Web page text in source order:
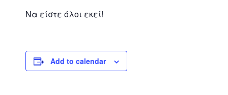
Να είστε όλοι εκεί!
Add to calendar